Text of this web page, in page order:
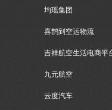
均瑶集团
喜鹊到空运物流
吉祥航空生活电商平
九元航空
云度汽车